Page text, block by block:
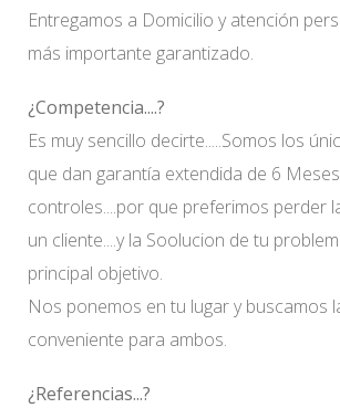
Entregamos a Domicilio y atención
más importante garantizado.
¿Competencia....?
Es muy sencillo decirte.....Somos los
que dan garantía extendida de 6
controles....por que preferimos perder
un cliente....y la Soolucion de tu
principal objetivo.
Nos ponemos en tu lugar y buscamos
conveniente para ambos.
¿Referencias...?